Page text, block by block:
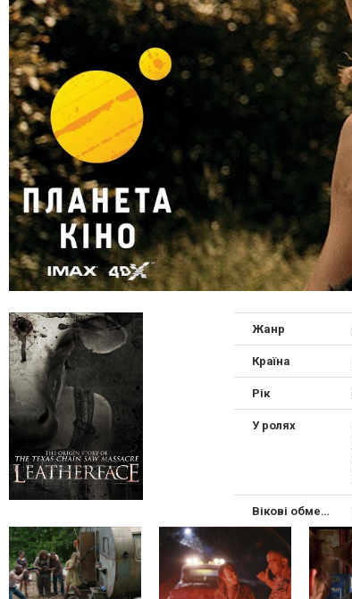
Жанр
Країна
Рік
У ролях
Вікові обмеження